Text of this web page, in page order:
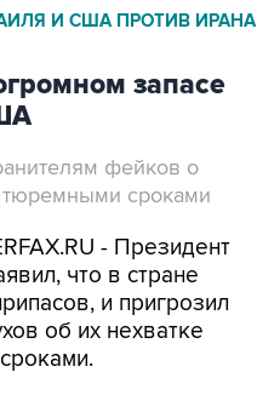
И США ПРОТИВ ИРАНА
запасе
фейков о
тюремными сроками
- Президент
что в стране
и пригрозил
об их нехватке